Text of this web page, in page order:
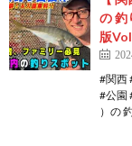
の 釣
版
#関西
#公園
）の